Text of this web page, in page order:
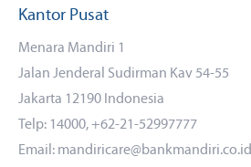
Kantor Pusat
Menara Mandiri 1
Jalan Jenderal Sudirman Kav 54-55
Jakarta 12190 Indonesia
Telp: 14000, +62-21-52997777
Email: mandiricare@bankmandiri.co.id